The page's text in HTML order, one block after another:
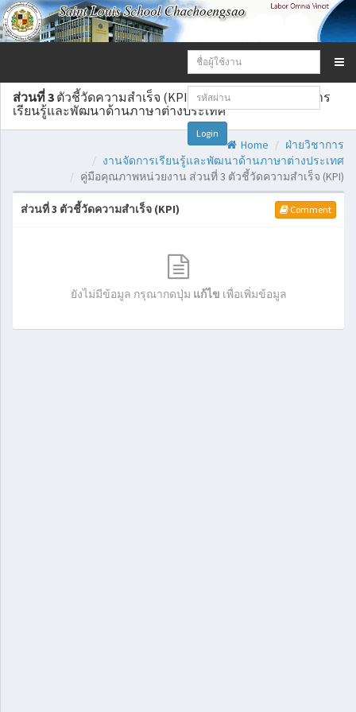
Email
address:
Password:
Login
ส่วนที่ 3 ตัวชี้วัดความสำเร็จ (KPI) ของหน่วยงานงานจัดการ
เรียนรู้และพัฒนาด้านภาษาต่างประเทศ
Home
ฝ่ายวิชาการ
งานจัดการเรียนรู้และพัฒนาด้านภาษาต่างประเทศ
คู่มือคุณภาพหน่วยงาน ส่วนที่ 3 ตัวชี้วัดความสำเร็จ (KPI)
ส่วนที่ 3 ตัวชี้วัดความสำเร็จ (KPI) Comment
ยังไม่มีข้อมูล กรุณากดปุ่ม แก้ไข เพื่อเพิ่มข้อมูล